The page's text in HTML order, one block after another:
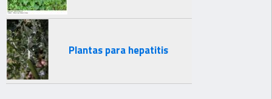
Plantas para hepatitis